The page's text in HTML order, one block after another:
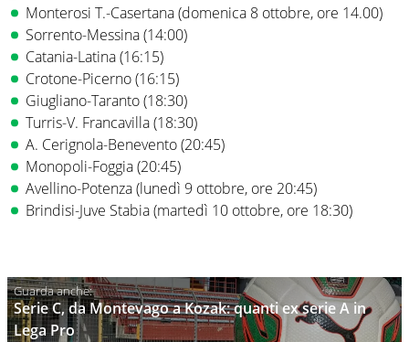
Monterosi T.-Casertana (domenica 8 ottobre, ore 14.00)
Sorrento-Messina (14:00)
Catania-Latina (16:15)
Crotone-Picerno (16:15)
Giugliano-Taranto (18:30)
Turris-V. Francavilla (18:30)
A. Cerignola-Benevento (20:45)
Monopoli-Foggia (20:45)
Avellino-Potenza (lunedì 9 ottobre, ore 20:45)
Brindisi-Juve Stabia (martedì 10 ottobre, ore 18:30)
Serie C, da Montevago a Kozak: quanti ex serie A in
Lega Pro